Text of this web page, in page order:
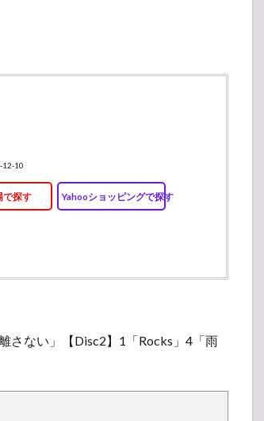
12-10
で探す Yahooショッピングで探す
さない」【Disc2】1「Rocks」4「雨